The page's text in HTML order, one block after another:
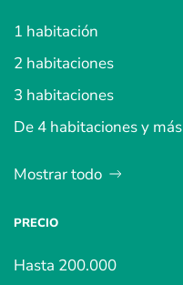
1 habitación
2 habitaciones
3 habitaciones
De 4 habitaciones y más
Mostrar todo
PRECIO
Hasta 200.000